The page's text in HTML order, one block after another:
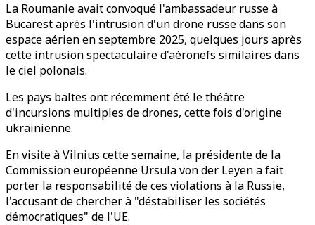
La Roumanie avait convoqué l'ambassadeur russe à
Bucarest après l'intrusion d'un drone russe dans son
espace aérien en septembre 2025, quelques jours après
cette intrusion spectaculaire d'aéronefs similaires dans
le ciel polonais.
Les pays baltes ont récemment été le théâtre
d'incursions multiples de drones, cette fois d'origine
ukrainienne.
En visite à Vilnius cette semaine, la présidente de la
Commission européenne Ursula von der Leyen a fait
porter la responsabilité de ces violations à la Russie,
l'accusant de chercher à "déstabiliser les sociétés
démocratiques" de l'UE.